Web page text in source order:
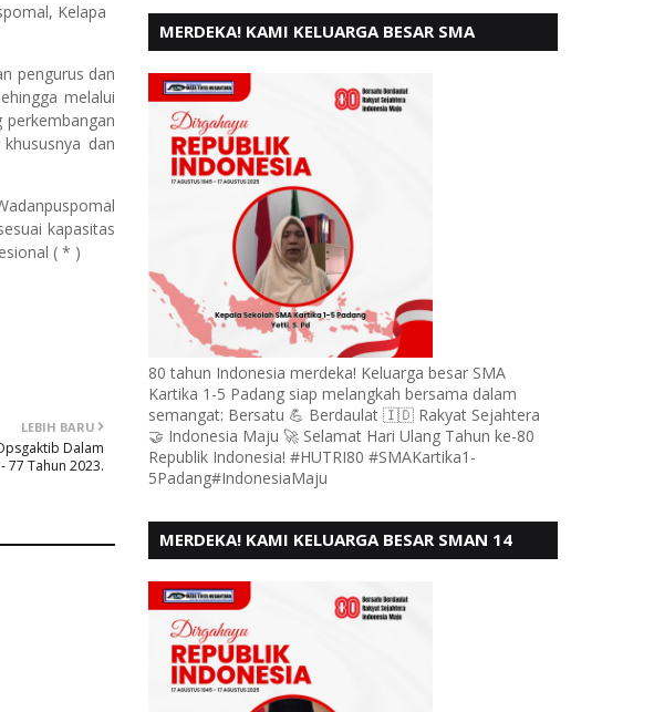
Kelapa
pengurus dan
melalui
dan
kapasitas
( * )
LEBIH BARU
Dalam
77 Tahun 2023.
MERDEKA! KAMI KELUARGA BESAR SMA
KE - 80, MOTO" BERSATU BERD
80 tahun Indonesia merdeka! Keluarga besar SMA
Kartika 1-5 Padang siap melangkah bersama dalam
semangat: Bersatu 💪 Berdaulat 🇮🇩 Rakyat Sejahtera
🤝 Indonesia Maju 🚀 Selamat Hari Ulang Tahun ke-80
Republik Indonesia! #HUTRI80 #SMAKartika1-
5Padang#IndonesiaMaju
MERDEKA! KAMI KELUARGA BESAR SMAN 14